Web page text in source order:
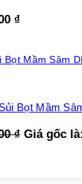
₫
Bọt Mầm
₫ Giá gốc